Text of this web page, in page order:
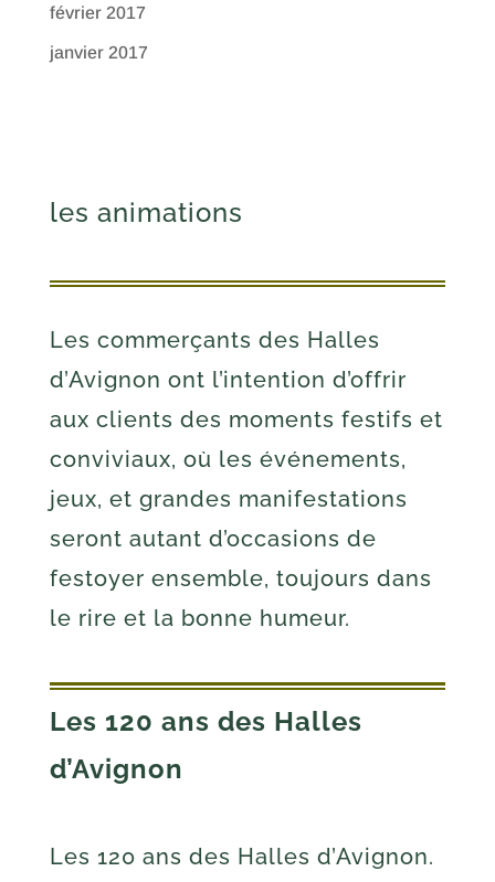
février 2017
janvier 2017
les animations
Les commerçants des Halles
d’Avignon ont l’intention d’offrir
aux clients des moments festifs et
conviviaux, où les événements,
jeux, et grandes manifestations
seront autant d’occasions de
festoyer ensemble, toujours dans
le rire et la bonne humeur.
Les 120 ans des Halles
d’Avignon
Les 120 ans des Halles d’Avignon.